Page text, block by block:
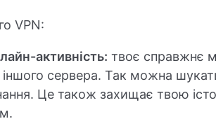
VPN:
активність: твоє справжнє
сервера. Так можна
Це також захищає твою